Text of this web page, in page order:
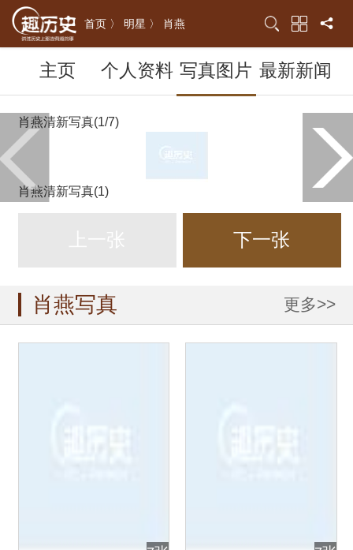
首页 〉 明星 〉 肖燕
主页 个人资料 写真图片 最新新闻
肖燕清新写真(1/7)
肖燕清新写真(1)
下一张
肖燕写真 更多>>